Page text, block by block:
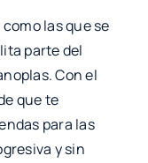
las que se
parte del
Con el
que te
para las
y sin